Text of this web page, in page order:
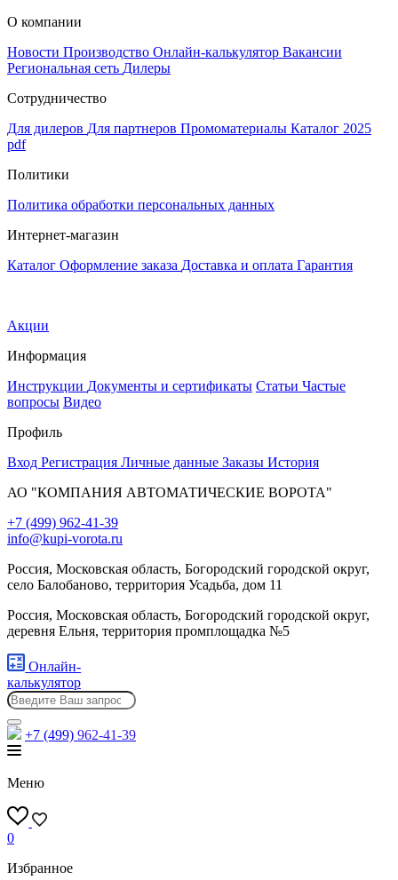
О компании
Новости Производство Онлайн-калькулятор Вакансии
Региональная сеть Дилеры
Сотрудничество
Для дилеров Для партнеров Промоматериалы Каталог 2025
pdf
Политики
Политика обработки персональных данных
Интернет-магазин
Каталог Оформление заказа Доставка и оплата Гарантия
Акции
Информация
Инструкции Документы и сертификаты Статьи Частые
вопросы Видео
Профиль
Вход Регистрация Личные данные Заказы История
АО "КОМПАНИЯ АВТОМАТИЧЕСКИЕ ВОРОТА"
+7 (499) 962-41-39
info@kupi-vorota.ru
Россия, Московская область, Богородский городской округ,
село Балобаново, территория Усадьба, дом 11
Россия, Московская область, Богородский городской округ,
деревня Ельня, территория промплощадка №5
Онлайн-
калькулятор
+7 (499) 962-41-39
Меню
0
Избранное